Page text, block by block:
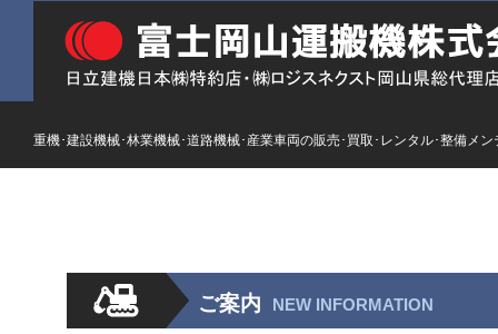
重機･建設機械･林業機械･道路機械･産業車両の販売･買取･レンタル･整備メン
ご案内 NEW INFORMATION